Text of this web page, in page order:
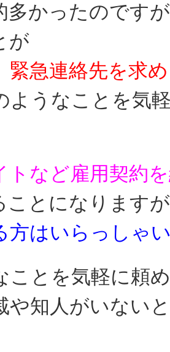
多かったのです
が
緊急連絡先を求
ようなことを気
トなど雇用契約
ことになりますが
方はいらっしゃ
とを気軽に頼
や知人がいない